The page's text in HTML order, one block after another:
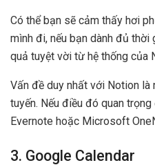
Có thể bạn sẽ cảm thấy hơi
mình đi, nếu bạn dành đủ
quả tuyệt vời từ hệ thống của
Vấn đề duy nhất với Notion
tuyến. Nếu điều đó quan
Evernote hoặc Microsoft
3. Google Calendar